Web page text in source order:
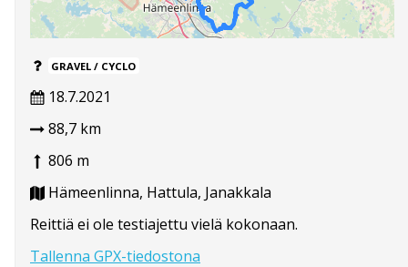
GRAVEL / CYCLO
18.7.2021
88,7 km
806 m
Hämeenlinna, Hattula, Janakkala
Reittiä ei ole testiajettu vielä kokonaan.
Tallenna GPX-tiedostona